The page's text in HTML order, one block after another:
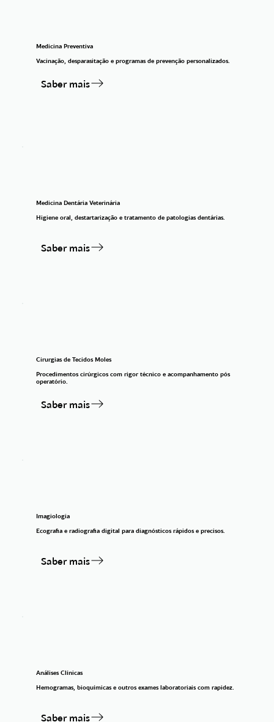
Medicina Preventiva
Vacinação, desparasitação e programas de prevenção personalizados.
Saber mais
Medicina Dentária Veterinária
Higiene oral, destartarização e tratamento de patologias dentárias.
Saber mais
Cirurgias de Tecidos Moles
Procedimentos cirúrgicos com rigor técnico e acompanhamento pós
operatório.
Saber mais
Imagiologia
Ecografia e radiografia digital para diagnósticos rápidos e precisos.
Saber mais
Análises Clínicas
Hemogramas, bioquímicas e outros exames laboratoriais com rapidez.
Saber mais